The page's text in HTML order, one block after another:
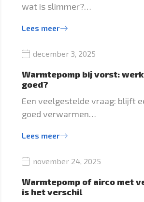
wat is slimmer?…
Lees meer
december 3, 2025
Warmtepomp bij vorst:
goed?
Een veelgestelde vraag: blijft
goed verwarmen…
Lees meer
november 24, 2025
Warmtepomp of airco met
is het verschil